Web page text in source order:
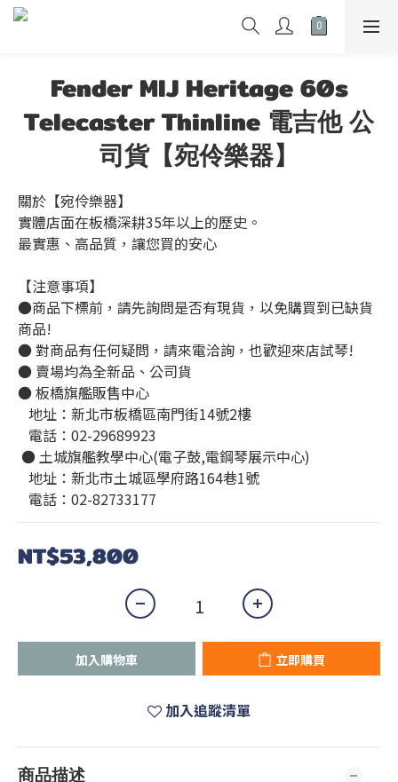
Fender MIJ Heritage 60s
Telecaster Thinline 電吉他 公
司貨【宛伶樂器】
關於【宛伶樂器】
實體店面在板橋深耕35年以上的歷史。
最實惠、高品質，讓您買的安心
【注意事項】
●商品下標前，請先詢問是否有現貨，以免購買到已缺貨
商品!
● 對商品有任何疑問，請來電洽詢，也歡迎來店試琴!
● 賣場均為全新品、公司貨
● 板橋旗艦販售中心
   地址：新北市板橋區南門街14號2樓
   電話：02-29689923
● 土城旗艦教學中心(電子鼓,電鋼琴展示中心)
   地址：新北市土城區學府路164巷1號
   電話：02-82733177
NT$53,800
加入購物車 立即購買
加入追蹤清單
商品描述